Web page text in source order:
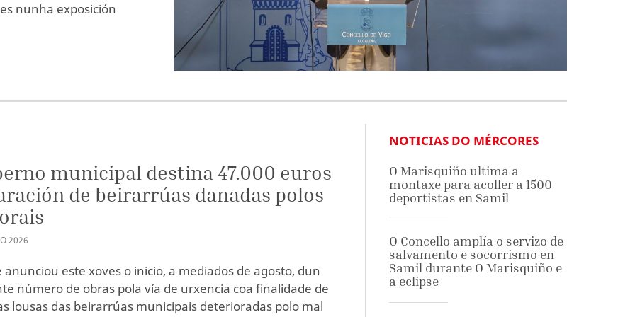
nunha exposición
municipal destina 47.000 euros
de beirarrúas danadas polos
2026
anunciou este xoves o inicio, a mediados de agosto, dun
número de obras pola vía de urxencia coa finalidade de
lousas das beirarrúas municipais deterioradas polo mal
NOTICIAS DO MÉRCORES
O Marisquiño ultima a
montaxe para acoller a 1500
deportistas en Samil
O Concello amplía o servizo de
salvamento e socorrismo en
Samil durante O Marisquiño e
a eclipse